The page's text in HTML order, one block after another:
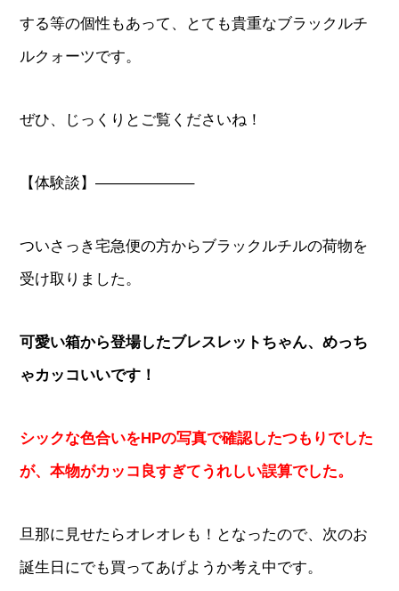
する等の個性もあって、とても貴重なブラックルチ
ルクォーツです。
ぜひ、じっくりとご覧くださいね！
【体験談】——————–
ついさっき宅急便の方からブラックルチルの荷物を
受け取りました。
可愛い箱から登場したブレスレットちゃん、めっち
ゃカッコいいです！
シックな色合いをHPの写真で確認したつもりでした
が、本物がカッコ良すぎてうれしい誤算でした。
旦那に見せたらオレオレも！となったので、次のお
誕生日にでも買ってあげようか考え中です。